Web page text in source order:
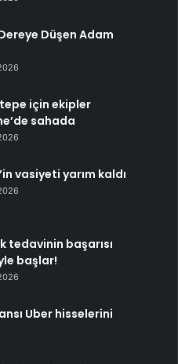
Düşen Adam
için ekipler
sahada
vasiyeti yarım kaldı
tedavinin başarısı
başlar!
Uber hisselerini